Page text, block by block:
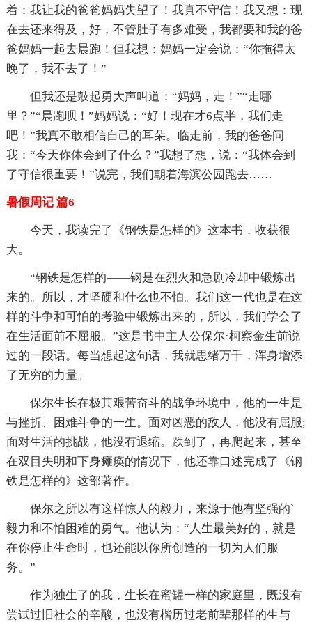
着：我让我的爸爸妈妈失望了！我真不守信！我又想：现
在去还来得及，好，不管肚子有多难受，我都要和我的爸
爸妈妈一起去晨跑！但我想：妈妈一定会说：“你拖得太
晚了，我不去了！”
但我还是鼓起勇大声叫道：“妈妈，走！”“走哪
里？”“晨跑呗！”妈妈说：“好！现在才6点半，我们走
吧！”我真不敢相信自己的耳朵。临走前，我的爸爸问
我：“今天你体会到了什么？”我想了想，说：“我体会到
了守信很重要！”说完，我们朝着海滨公园跑去……
暑假周记 篇6
今天，我读完了《钢铁是怎样的》这本书，收获很
大。
“钢铁是怎样的——钢是在烈火和急剧冷却中锻炼出
来的。所以，才坚硬和什么也不怕。我们这一代也是在这
样的斗争和可怕的考验中锻炼出来的，所以，我们学会了
在生活面前不屈服。”这是书中主人公保尔·柯察金生前说
过的一段话。每当想起这句话，我就思绪万千，浑身增添
了无穷的力量。
保尔生长在极其艰苦奋斗的战争环境中，他的一生是
与挫折、困难斗争的一生。面对凶恶的敌人，他没有屈服;
面对生活的挑战，他没有退缩。跌到了，再爬起来，甚至
在双目失明和下身瘫痪的情况下，他还靠口述完成了《钢
铁是怎样的》这部著作。
保尔之所以有这样惊人的毅力，来源于他有坚强的`
毅力和不怕困难的勇气。他认为：“人生最美好的，就是
在你停止生命时，也还能以你所创造的一切为人们服
务。”
作为独生了的我，生长在蜜罐一样的家庭里，既没有
尝试过旧社会的辛酸，也没有楷历过老前辈那样的生与